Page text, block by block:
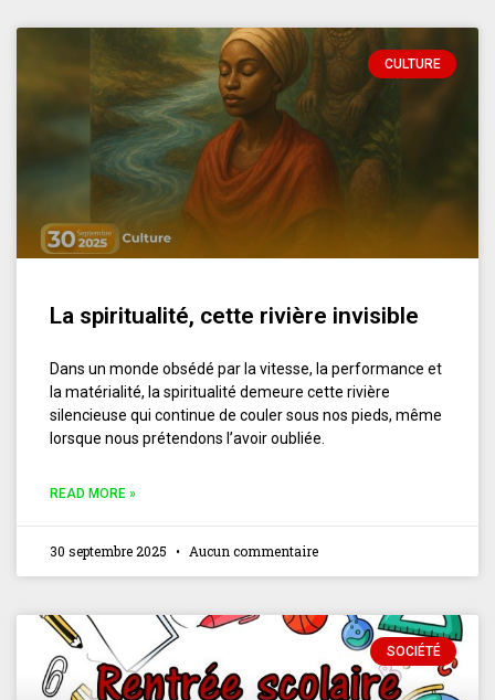
CULTURE
La spiritualité, cette rivière invisible
Dans un monde obsédé par la vitesse, la performance et
la matérialité, la spiritualité demeure cette rivière
silencieuse qui continue de couler sous nos pieds, même
lorsque nous prétendons l’avoir oubliée.
READ MORE »
30 septembre 2025 Aucun commentaire
SOCIÉTÉ